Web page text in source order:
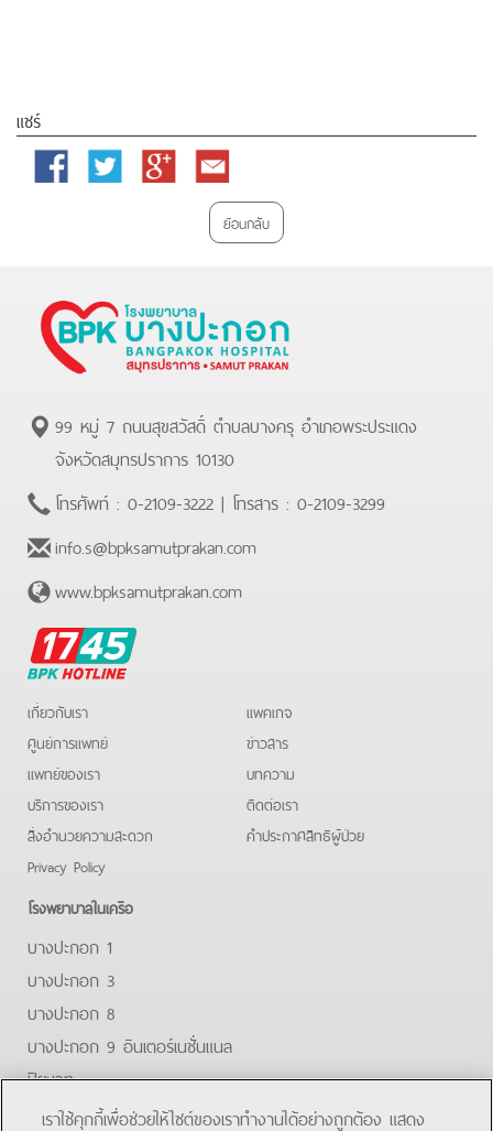
แชร์
Facebook Twitter
Google
Email
ย้อนกลับ
99 หมู่ 7 ถนนสุขสวัสดิ์ ตำบลบางครุ อำเภอพระประแดง
จังหวัดสมุทรปราการ 10130
โทรศัพท์ : 0-2109-3222 | โทรสาร : 0-2109-3299
info.s@bpksamutprakan.com
www.bpksamutprakan.com
BPK
Hotline
เกี่ยวกับเรา
ศูนย์การแพทย์
แพทย์ของเรา
บริการของเรา
สิ่งอำนวยความสะดวก
Privacy Policy
แพคเกจ
ข่าวสาร
บทความ
ติดต่อเรา
คําประกาศสิทธิผู้ป่วย
โรงพยาบาลในเครือ
บางปะกอก 1
บางปะกอก 3
บางปะกอก 8
บางปะกอก 9 อินเตอร์เนชั่นแนล
ปิยะเวท
บางปะกอก-รังสิต 2
เราใช้คุกกี้เพื่อช่วยให้ไซต์ของเราทำงานได้อย่างถูกต้อง แสดง